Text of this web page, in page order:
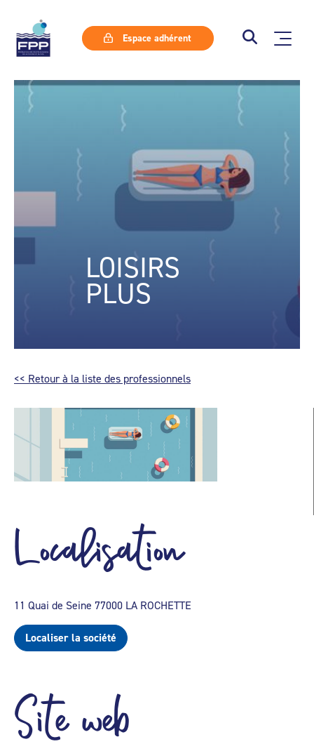
Espace adhérent
LOISIRS
PLUS
<< Retour à la liste des professionnels
Localisation
11 Quai de Seine 77000 LA ROCHETTE
Localiser la société
Site web